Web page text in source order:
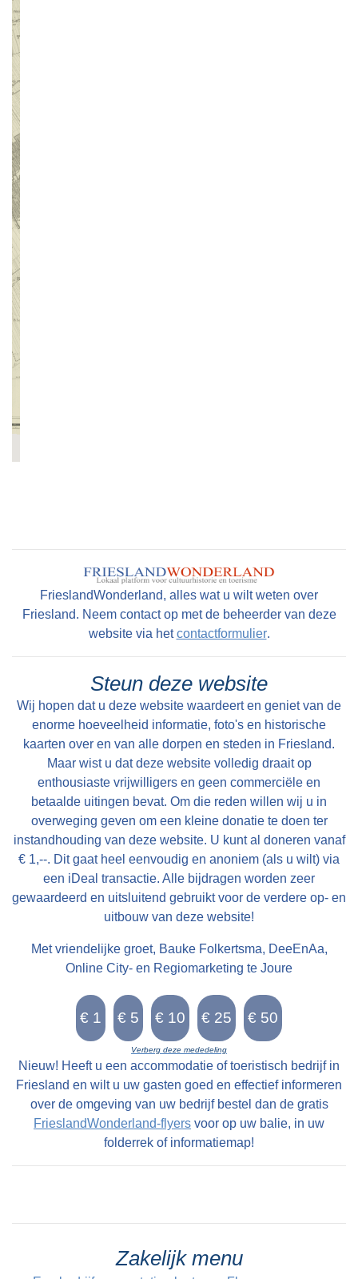
FrieslandWonderland, alles wat u wilt weten over
Friesland. Neem contact op met de beheerder van deze
website via hetcontactformulier.
Steun deze website
Wij hopen dat u deze website waardeert en geniet van de
enorme hoeveelheid informatie, foto's en historische
kaarten over en van alle dorpen en steden in Friesland.
Maar wist u dat deze website volledig draait op
enthousiaste vrijwilligers en geen commerciële en
betaalde uitingen bevat. Om die reden willen wij u in
overweging geven om een kleine donatie te doen ter
instandhouding van deze website. U kunt al doneren vanaf
€ 1,--. Dit gaat heel eenvoudig en anoniem (als u wilt) via
een iDeal transactie. Alle bijdragen worden zeer
gewaardeerd en uitsluitend gebruikt voor de verdere op- en
uitbouw van deze website!
Met vriendelijke groet, Bauke Folkertsma, DeeEnAa,
Online City- en Regiomarketing te Joure
Verberg deze mededeling
Nieuw! Heeft u een accommodatie of toeristisch bedrijf in
Friesland en wilt u uw gasten goed en effectief informeren
over de omgeving van uw bedrijf bestel dan de gratis
FrieslandWonderland-flyers voor op uw balie, in uw
folderrek of informatiemap!
Zakelijk menu